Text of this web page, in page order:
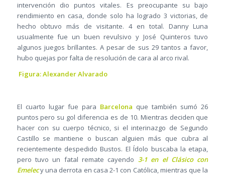
intervención dio puntos vitales. Es preocupante su bajo
rendimiento en casa, donde solo ha logrado 3 victorias, de
hecho obtuvo más de visitante. 4 en total. Danny Luna
usualmente fue un buen revulsivo y José Quinteros tuvo
algunos juegos brillantes. A pesar de sus 29 tantos a favor,
hubo quejas por falta de resolución de cara al arco rival.
Figura: Alexander Alvarado
El cuarto lugar fue para Barcelona que también sumó 26
puntos pero su gol diferencia es de 10. Mientras deciden que
hacer con su cuerpo técnico, si el interinazgo de Segundo
Castillo se mantiene o buscan alguien más que cubra al
recientemente despedido Bustos. El Ídolo buscaba la etapa,
pero tuvo un fatal remate cayendo 3-1 en el Clásico con
Emelecy una derrota en casa 2-1 con Católica, mientras que la